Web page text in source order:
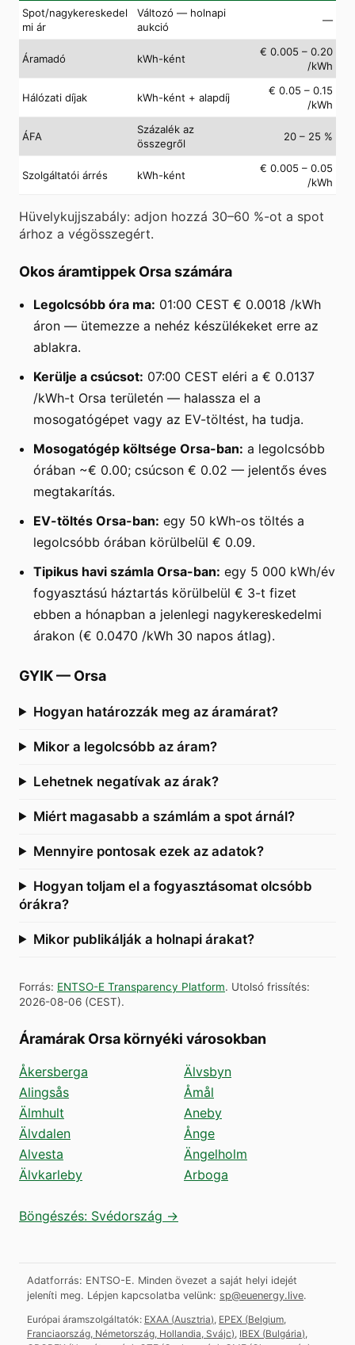
Spot/nagykereskedel
mi ár
Változó — holnapi
aukció
—
Áramadó kWh-ként
€ 0.005 – 0.20
/kWh
Hálózati díjak kWh-ként + alapdíj
€ 0.05 – 0.15
/kWh
ÁFA
Százalék az
összegről
20 – 25 %
Szolgáltatói árrés kWh-ként
€ 0.005 – 0.05
/kWh
Hüvelykujjszabály: adjon hozzá 30–60 %-ot a spot
árhoz a végösszegért.
Okos áramtippek Orsa számára
Legolcsóbb óra ma: 01:00 CEST € 0.0018 /kWh
áron — ütemezze a nehéz készülékeket erre az
ablakra.
Kerülje a csúcsot: 07:00 CEST eléri a € 0.0137
/kWh-t Orsa területén — halassza el a
mosogatógépet vagy az EV-töltést, ha tudja.
Mosogatógép költsége Orsa-ban: a legolcsóbb
órában ~€ 0.00; csúcson € 0.02 — jelentős éves
megtakarítás.
EV-töltés Orsa-ban: egy 50 kWh-os töltés a
legolcsóbb órában körülbelül € 0.09.
Tipikus havi számla Orsa-ban: egy 5 000 kWh/év
fogyasztású háztartás körülbelül € 3-t fizet
ebben a hónapban a jelenlegi nagykereskedelmi
árakon (€ 0.0470 /kWh 30 napos átlag).
GYIK— Orsa
Hogyan határozzák meg az áramárat?
Mikor a legolcsóbb az áram?
Lehetnek negatívak az árak?
Miért magasabb a számlám a spot árnál?
Mennyire pontosak ezek az adatok?
Hogyan toljam el a fogyasztásomat olcsóbb
órákra?
Mikor publikálják a holnapi árakat?
Forrás: ENTSO-E Transparency Platform. Utolsó frissítés:
2026-08-06 (CEST).
Áramárak Orsa környéki városokban
Åkersberga
Alingsås
Älmhult
Älvdalen
Alvesta
Älvkarleby
Älvsbyn
Åmål
Aneby
Ånge
Ängelholm
Arboga
Böngészés: Svédország →
Adatforrás: ENTSO-E. Minden övezet a saját helyi idejét
jeleníti meg. Lépjen kapcsolatba velünk: sp@euenergy.live.
Európai áramszolgáltatók: EXAA (Ausztria) EPEX (Belgium,
Franciaország, Németország, Hollandia, Svájc) IBEX (Bulgária)